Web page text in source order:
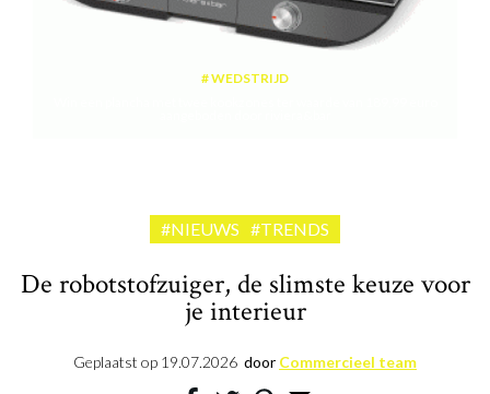
WEDSTRIJD
#NIEUWS #TRENDS
De robotstofzuiger, de slimste keuze voor
je interieur
Geplaatst op 19.07.2026 door Commercieel team